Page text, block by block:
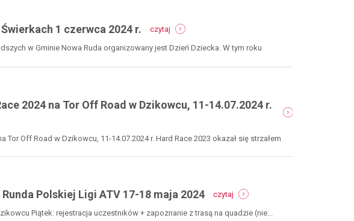
-
gmina
nowa
1 czerwca 2024 r. czytaj
gminny
dzień
w
czerwca
2024
w Gminie Nowa Ruda organizowany jest Dzień Dziecka. W tym roku
2024 na Tor Off Road w Dzikowcu, 11-14.07.2024 r.
Tor Off Road w Dzikowcu, 11-14.07.2024 r. Hard Race 2023 okazał się strzałem
Runda Polskiej Ligi ATV 17-18 maja 2024 czytaj
hard
race
Piątek: rejestracja uczestników + zapoznanie z trasą na quadzie (nie...